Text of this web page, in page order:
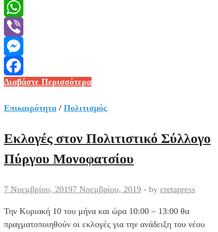
Message
WhatsApp
Viber
Messenger
Facebook
Εκδηλώσεις
απο
Πολιτιστικό
Σύλλογο
Πύργου
Διαβάστε Περισσότερα
Επικαιρότητα / Πολιτισμός
Εκλογές στον Πολιτιστικό Σύλλογο
Πύργου Μονοφατσίου
7 Νοεμβρίου, 20197 Νοεμβρίου, 2019 - by cretapress
Την Κυριακή 10 του μήνα και ώρα 10:00 – 13:00 θα
πραγματοποιηθούν οι εκλογές για την ανάδειξη του νέου